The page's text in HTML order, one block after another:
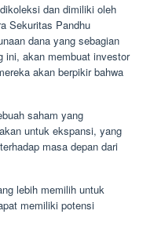
dan dimiliki oleh
Sekuritas Pandhu
dana yang sebagian
ini, akan membuat investor
akan berpikir bahwa
saham yang
untuk ekspansi, yang
masa depan dari
lebih memilih untuk
memiliki potensi